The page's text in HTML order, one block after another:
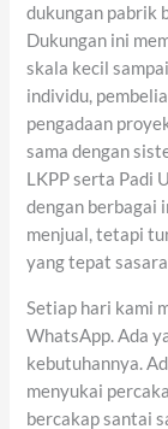
dukungan pabrik
Dukungan ini
skala kecil
individu,
pengadaan
sama dengan
LKPP serta Padi
dengan berbagai
menjual, tetapi
yang tepat
Setiap hari kami
WhatsApp. Ada
kebutuhannya.
menyukai
bercakap santai